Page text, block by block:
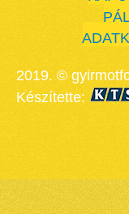
2019. ©
Készítette: